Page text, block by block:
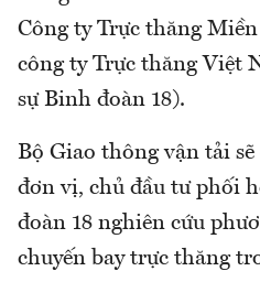
Công ty Trực thăng
công ty Trực thăng Việt
sự Binh đoàn 18).
Bộ Giao thông vận tải sẽ
đơn vị, chủ đầu tư phối
đoàn 18 nghiên cứu
chuyến bay trực thăng